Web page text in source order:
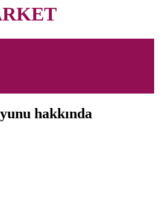
hakkında